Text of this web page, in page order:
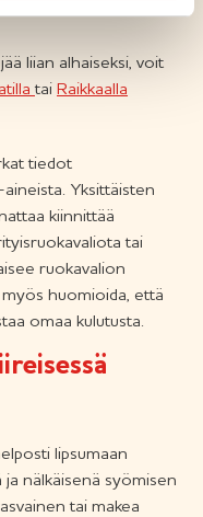
liian alhaiseksi, voit
tai Raikkaalla
tiedot
Yksittäisten
kiinnittää
tai
ruokavalion
huomioida, että
omaa kulutusta.
lipsumaan
ja nälkäisenä syömisen
tai makea